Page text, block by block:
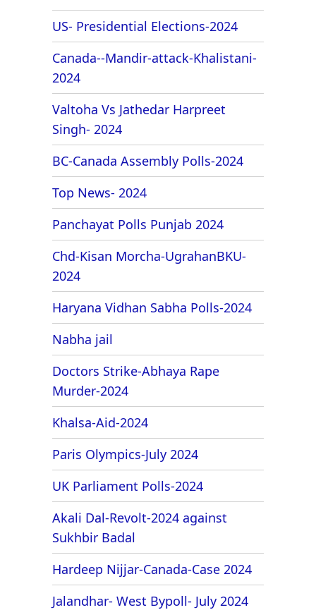
US- Presidential Elections-2024
Canada--Mandir-attack-Khalistani-
2024
Valtoha Vs Jathedar Harpreet
Singh- 2024
BC-Canada Assembly Polls-2024
Top News- 2024
Panchayat Polls Punjab 2024
Chd-Kisan Morcha-UgrahanBKU-
2024
Haryana Vidhan Sabha Polls-2024
Nabha jail
Doctors Strike-Abhaya Rape
Murder-2024
Khalsa-Aid-2024
Paris Olympics-July 2024
UK Parliament Polls-2024
Akali Dal-Revolt-2024 against
Sukhbir Badal
Hardeep Nijjar-Canada-Case 2024
Jalandhar- West Bypoll- July 2024